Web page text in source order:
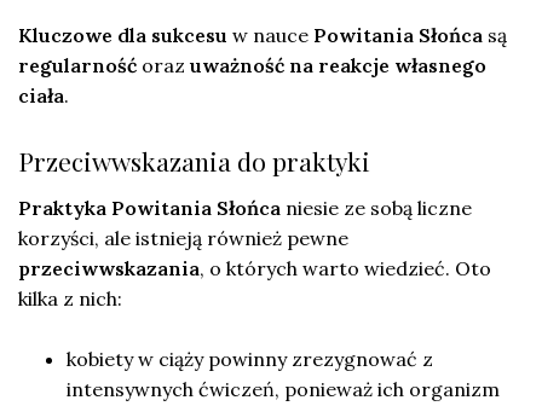
Kluczowe dla sukcesu w nauce Powitania Słońca są
regularność oraz uważność na reakcje własnego
ciała.
Przeciwwskazania do praktyki
Praktyka Powitania Słońca niesie ze sobą liczne
korzyści, ale istnieją również pewne
przeciwwskazania, o których warto wiedzieć. Oto
kilka z nich:
kobiety w ciąży powinny zrezygnować z
intensywnych ćwiczeń, ponieważ ich organizm